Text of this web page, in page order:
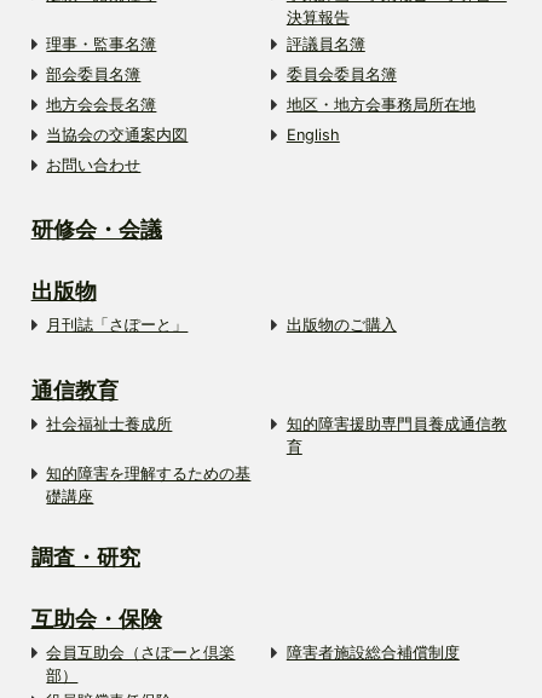
決算報告
理事・監事名簿
評議員名簿
部会委員名簿
委員会委員名簿
地方会会長名簿
地区・地方会事務局所在地
当協会の交通案内図
English
お問い合わせ
研修会・会議
出版物
月刊誌「さぽーと」 出版物のご購入
通信教育
社会福祉士養成所
知的障害援助専門員養成通信教
育
知的障害を理解するための基
礎講座
調査・研究
互助会・保険
会員互助会（さぽーと倶楽
部）
障害者施設総合補償制度